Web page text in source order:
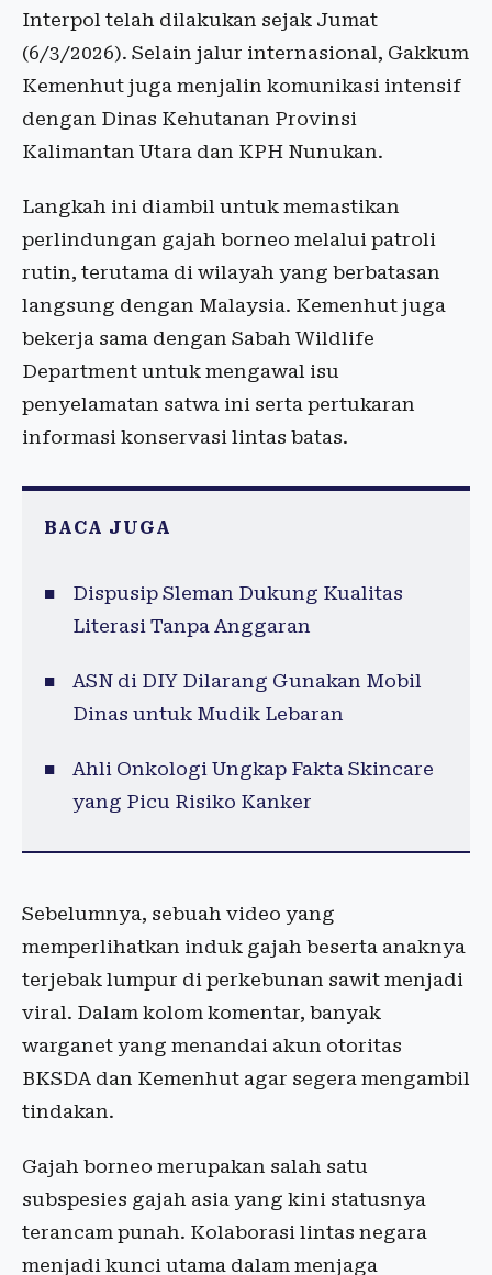
Interpol telah dilakukan sejak Jumat
(6/3/2026). Selain jalur internasional, Gakkum
Kemenhut juga menjalin komunikasi intensif
dengan Dinas Kehutanan Provinsi
Kalimantan Utara dan KPH Nunukan.
Langkah ini diambil untuk memastikan
perlindungan gajah borneo melalui patroli
rutin, terutama di wilayah yang berbatasan
langsung dengan Malaysia. Kemenhut juga
bekerja sama dengan Sabah Wildlife
Department untuk mengawal isu
penyelamatan satwa ini serta pertukaran
informasi konservasi lintas batas.
BACA JUGA
Dispusip Sleman Dukung Kualitas
Literasi Tanpa Anggaran
ASN di DIY Dilarang Gunakan Mobil
Dinas untuk Mudik Lebaran
Ahli Onkologi Ungkap Fakta Skincare
yang Picu Risiko Kanker
Sebelumnya, sebuah video yang
memperlihatkan induk gajah beserta anaknya
terjebak lumpur di perkebunan sawit menjadi
viral. Dalam kolom komentar, banyak
warganet yang menandai akun otoritas
BKSDA dan Kemenhut agar segera mengambil
tindakan.
Gajah borneo merupakan salah satu
subspesies gajah asia yang kini statusnya
terancam punah. Kolaborasi lintas negara
menjadi kunci utama dalam menjaga